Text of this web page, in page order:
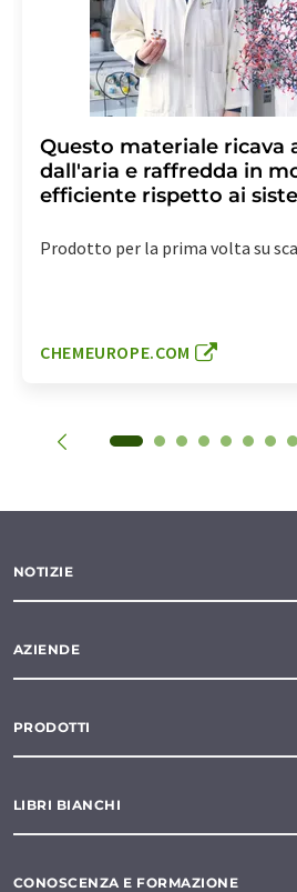
Questo materiale ricava
dall'aria e raffredda in
efficiente rispetto ai
Prodotto per la prima volta su
CHEMEUROPE.COM
NOTIZIE
AZIENDE
PRODOTTI
LIBRI BIANCHI
CONOSCENZA E FORMAZIONE